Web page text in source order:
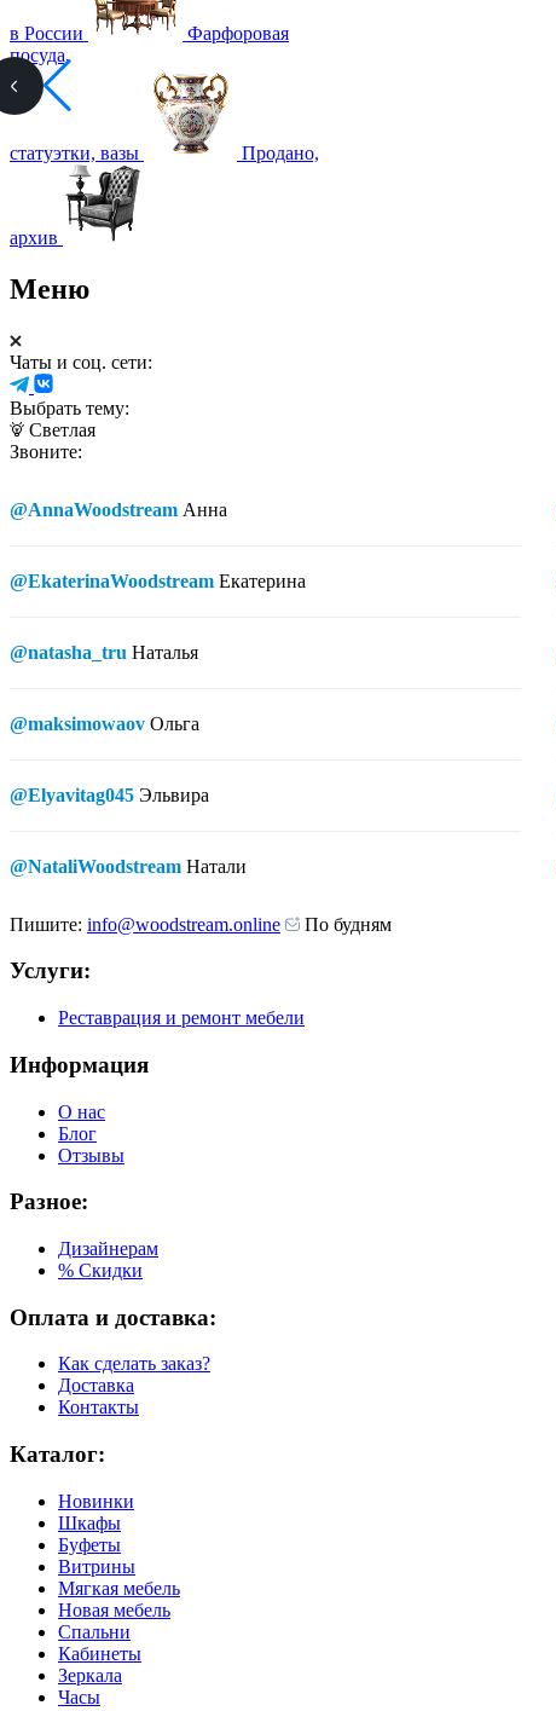
в России
Фарфоровая
посуда,
статуэтки, вазы Продано,
архив
Меню
Чаты и соц. сети:
Выбрать тему:
Светлая
Звоните:
@AnnaWoodstream Анна
@EkaterinaWoodstream Екатерина
@natasha_tru Наталья
@maksimowaov Ольга
@Elyavitag045 Эльвира
@NataliWoodstream Натали
Пишите: info@woodstream.online По будням
Услуги:
Реставрация и ремонт мебели
Информация
О нас
Блог
Отзывы
Разное:
Дизайнерам
% Скидки
Оплата и доставка:
Как сделать заказ?
Доставка
Контакты
Каталог:
Новинки
Шкафы
Буфеты
Витрины
Мягкая мебель
Новая мебель
Спальни
Кабинеты
Зеркала
Часы